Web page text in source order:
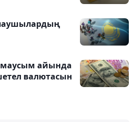
маусым айында
валютасын